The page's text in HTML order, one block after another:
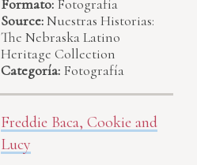
Formato: Fotografía
Source:Nuestras Historias:
The Nebraska Latino
Heritage Collection
Categoría: Fotografía
Freddie Baca, Cookie and
Lucy